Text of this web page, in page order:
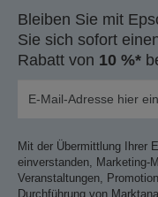
Bleiben Sie mit
Sie sich sofort
Rabatt von 10 %*
Mit der Übermittlung Ihrer
einverstanden, Marketing-
Veranstaltungen,
Durchführung von